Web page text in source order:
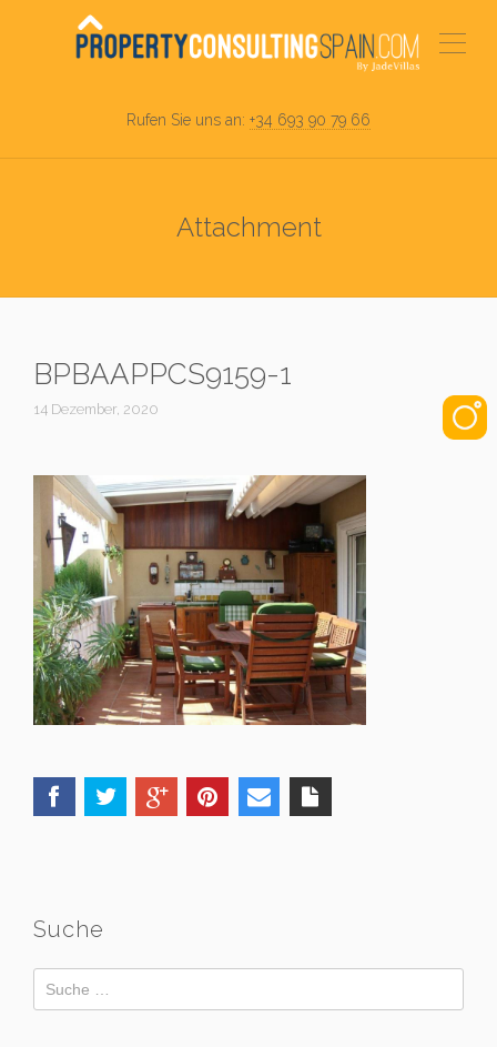
Rufen Sie uns an: +34 693 90 79 66
Attachment
BPBAAPPCS9159-1
14 Dezember, 2020
Suche